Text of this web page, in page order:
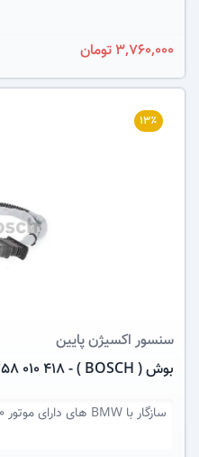
3,760,000 تومان
۱۳٪
سنسور اکسیژنپایین
بوش ( BOSCH ) - 0 258 010 418
سازگار با BMW های دارای موتور N20